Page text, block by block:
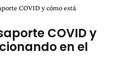
COVID y cómo está
COVID y
en el